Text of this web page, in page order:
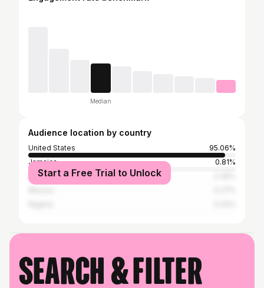
Median
Audience location by country
United States
95.06%
Jamaica
0.81%
Dominican Republic
Start a Free Trial to Unlock
Search & filter